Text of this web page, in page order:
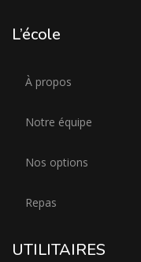
L’école
À propos
Notre équipe
Nos options
Repas
UTILITAIRES